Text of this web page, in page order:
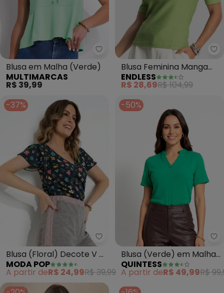
Multimarcas - Blusa em Malha
Blusa em Malha (Verde)
MULTIMARCAS
R$ 39,99
Blusa Feminina Manga
Curta em Poly (Verde)
ENDLESS
R$ 28,69R$ 104,99
-37%
Moda Pop - Blusa (Floral)
Blusa (Floral) Decote V e
Babado
MODA POP
A partir deR$ 24,99R$ 39,99
-50%
Blusa (Verde) em Malha
Tricô Texturizada
QUINTESS
A partir deR$ 49,99R$